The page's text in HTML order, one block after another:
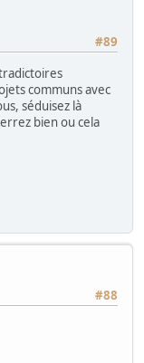
#89
communs avec
séduisez là
bien ou cela
#88